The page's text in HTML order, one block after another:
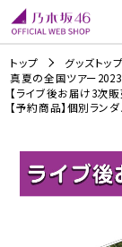
トップ グッズトッ
真夏の全国ツアー2023
【ライブ後お届け3次
【予約商品】個別ラン